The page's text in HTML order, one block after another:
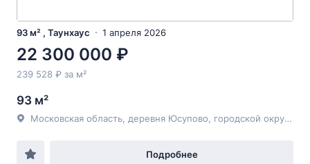
93 м² , Таунхаус 1 апреля 2026
22 300 000 ₽
239 528 ₽ за м²
93 м²
Московская область, деревня Юсупово, городской округ Домодедово, Стартовая улица, 15,
Подробнее